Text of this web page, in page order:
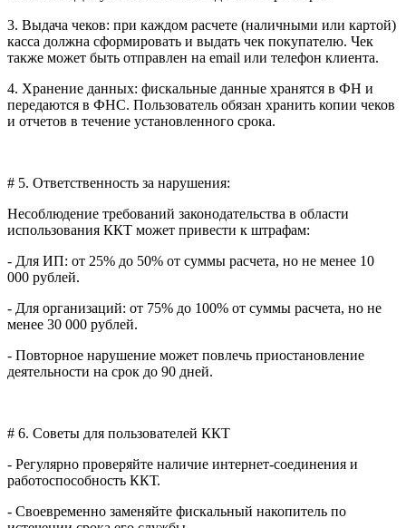
3. Выдача чеков: при каждом расчете (наличными или картой)
касса должна сформировать и выдать чек покупателю. Чек
также может быть отправлен на email или телефон клиента.
4. Хранение данных: фискальные данные хранятся в ФН и
передаются в ФНС. Пользователь обязан хранить копии чеков
и отчетов в течение установленного срока.
# 5. Ответственность за нарушения:
Несоблюдение требований законодательства в области
использования ККТ может привести к штрафам:
- Для ИП: от 25% до 50% от суммы расчета, но не менее 10
000 рублей.
- Для организаций: от 75% до 100% от суммы расчета, но не
менее 30 000 рублей.
- Повторное нарушение может повлечь приостановление
деятельности на срок до 90 дней.
# 6. Советы для пользователей ККТ
- Регулярно проверяйте наличие интернет-соединения и
работоспособность ККТ.
- Своевременно заменяйте фискальный накопитель по